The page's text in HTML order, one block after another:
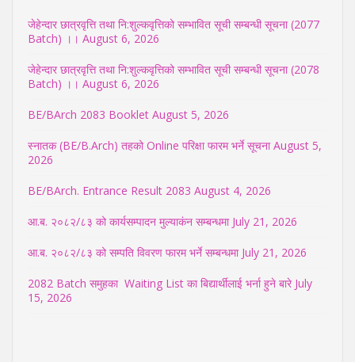
जेहेन्दार छात्रवृत्ति तथा नि:शुल्कवृत्तिको सम्भावित सूची सम्बन्धी सूचना (2077
Batch) ।। August 6, 2026
जेहेन्दार छात्रवृत्ति तथा नि:शुल्कवृत्तिको सम्भावित सूची सम्बन्धी सूचना (2078
Batch) ।। August 6, 2026
BE/BArch 2083 Booklet August 5, 2026
स्नातक (BE/B.Arch) तहको Online परिक्षा फारम भर्ने सूचना August 5,
2026
BE/BArch. Entrance Result 2083 August 4, 2026
आ.ब. २०८२/८३ को कार्यसम्पादन मुल्याकंन सम्बन्धमा July 21, 2026
आ.ब. २०८२/८३ को सम्पति विवरण फारम भर्ने सम्बन्धमा July 21, 2026
2082 Batch समुहका Waiting List का बिद्यार्थीलाई भर्ना हुने बारे July
15, 2026